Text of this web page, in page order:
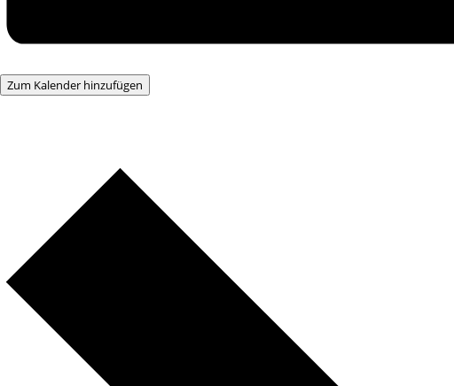
Zum Kalender hinzufügen